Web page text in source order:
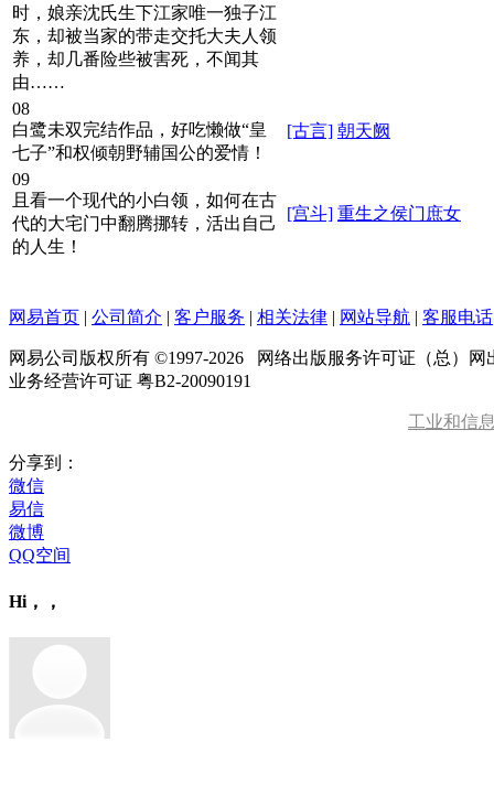
时，娘亲沈氏生下江家唯一独子江
东，却被当家的带走交托大夫人领
养，却几番险些被害死，不闻其
由……
08
白鹭未双完结作品，好吃懒做“皇
七子”和权倾朝野辅国公的爱情！
[古言] 朝天阙
09
且看一个现代的小白领，如何在古
代的大宅门中翻腾挪转，活出自己
的人生！
[宫斗] 重生之侯门庶女
网易首页 | 公司简介 | 客户服务 | 相关法律 | 网站导航 | 客服电话
网易公司版权所有 ©1997-2026 网络出版服务许可证（总）网
业务经营许可证 粤B2-20090191
工业和信
分享到：
微信
易信
微博
QQ空间
Hi，，